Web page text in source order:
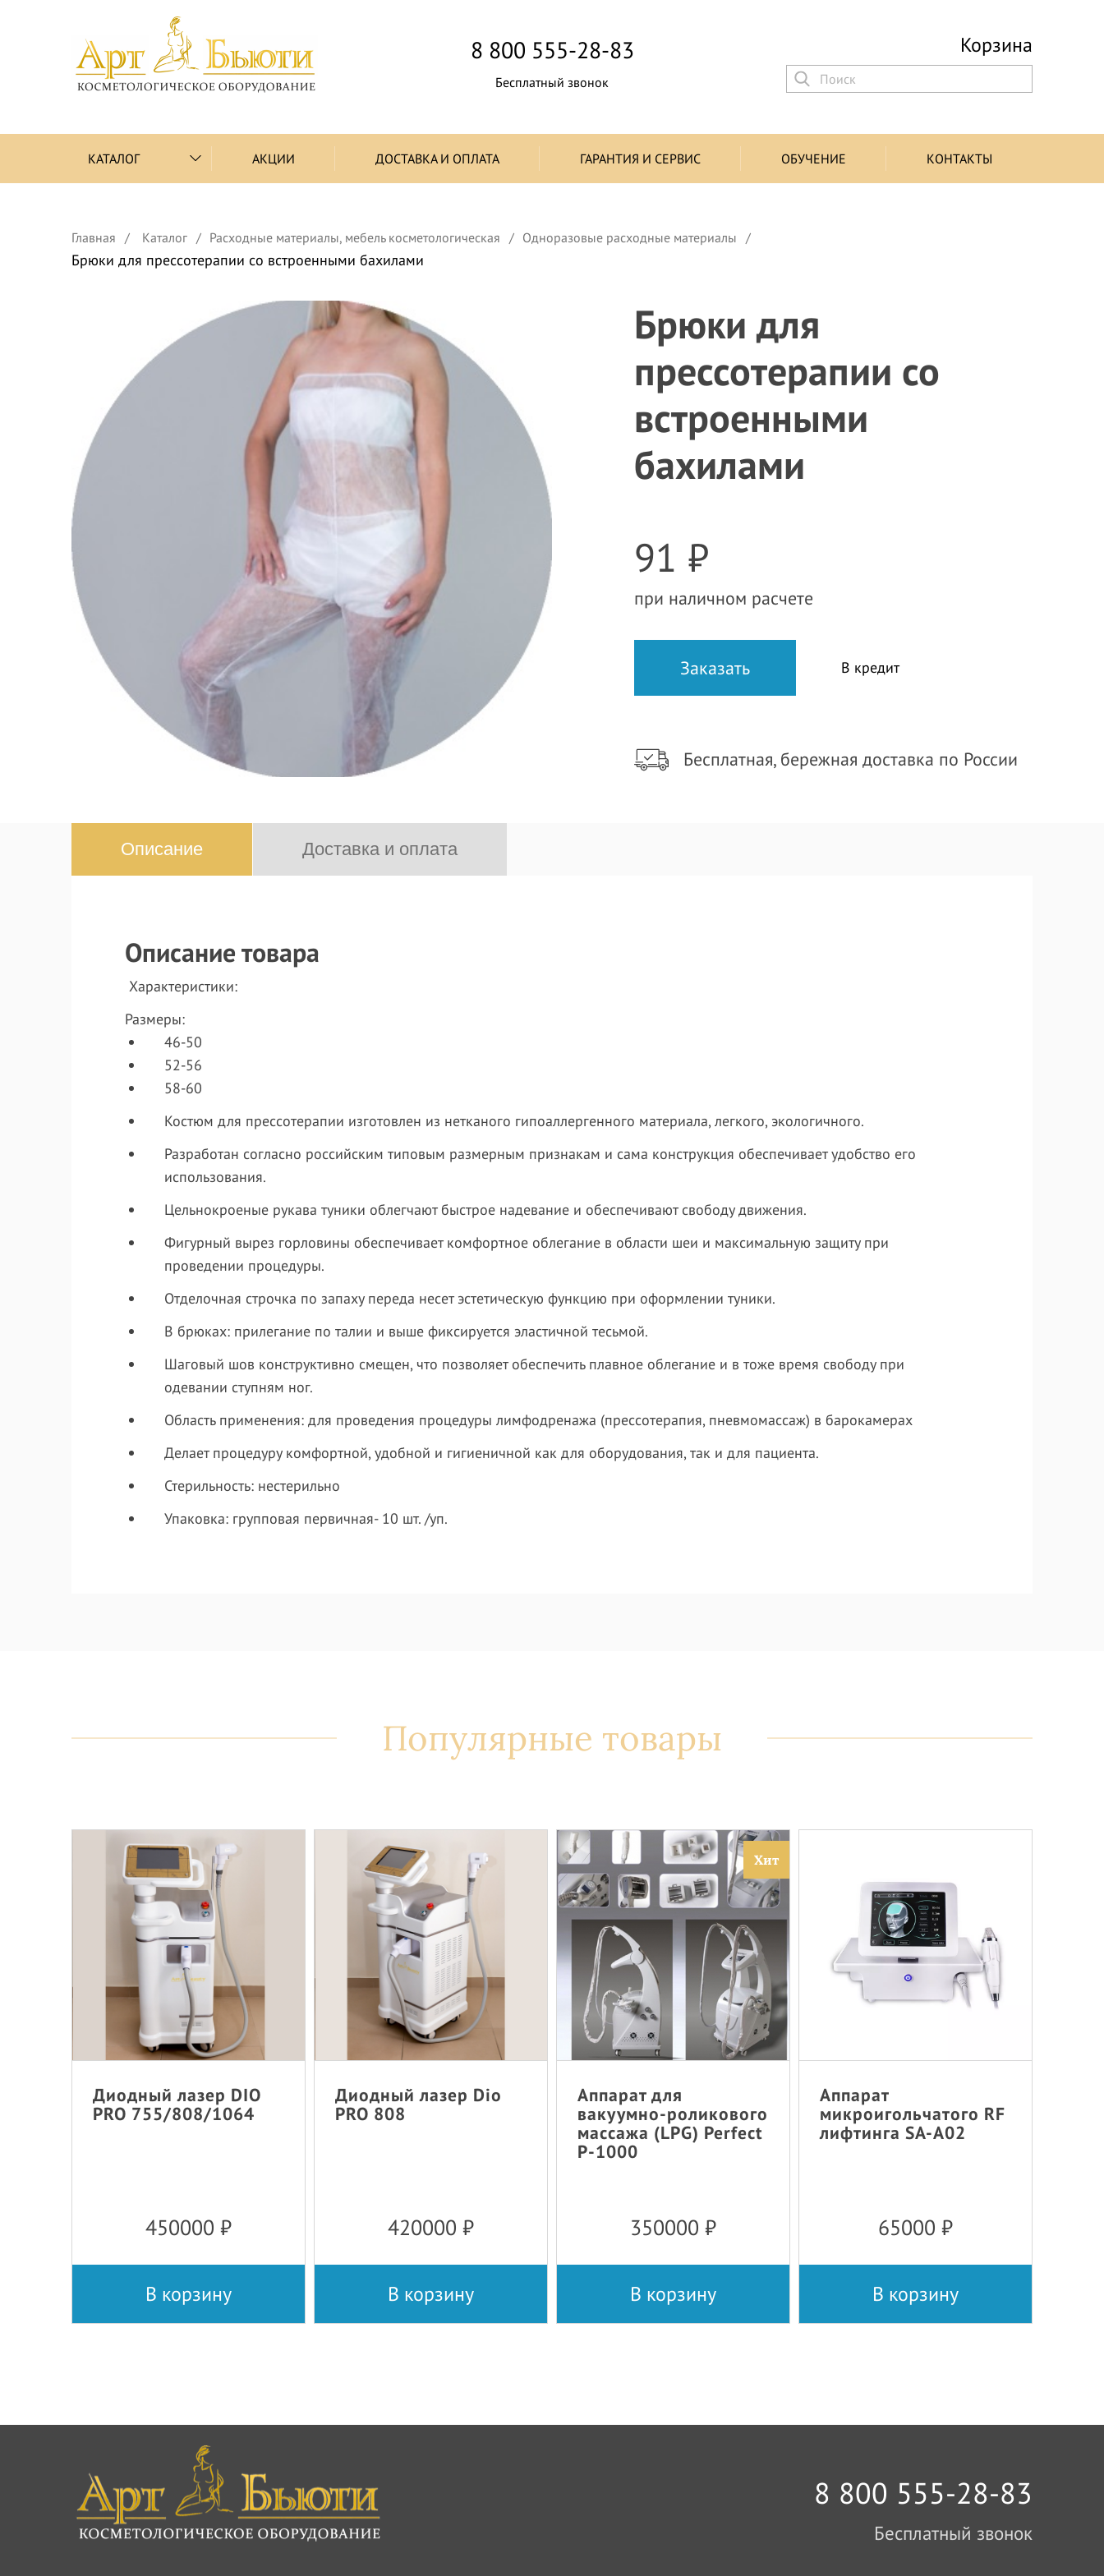
8 800 555-28-83
Бесплатный звонок
Корзина
КАТАЛОГ АКЦИИ ДОСТАВКА И ОПЛАТА ГАРАНТИЯ И СЕРВИС ОБУЧЕНИЕ КОНТАКТЫ
Главная Каталог Расходные материалы, мебель косметологическая Одноразовые расходные материалы
Брюки для прессотерапии со встроенными бахилами
Брюки для
прессотерапии со
встроенными
бахилами
91 ₽
при наличном расчете
В кредит
Бесплатная, бережная доставка по России
Описание Доставка и оплата
Описание товара
Характеристики:
Размеры:
46-50
52-56
58-60
Костюм для прессотерапии изготовлен из нетканого гипоаллергенного материала, легкого, экологичного.
Разработан согласно российским типовым размерным признакам и сама конструкция обеспечивает удобство его
использования.
Цельнокроеные рукава туники облегчают быстрое надевание и обеспечивают свободу движения.
Фигурный вырез горловины обеспечивает комфортное облегание в области шеи и максимальную защиту при
проведении процедуры.
Отделочная строчка по запаху переда несет эстетическую функцию при оформлении туники.
В брюках: прилегание по талии и выше фиксируется эластичной тесьмой.
Шаговый шов конструктивно смещен, что позволяет обеспечить плавное облегание и в тоже время свободу при
одевании ступням ног.
Область применения: для проведения процедуры лимфодренажа (прессотерапия, пневмомассаж) в барокамерах
Делает процедуру комфортной, удобной и гигиеничной как для оборудования, так и для пациента.
Стерильность: нестерильно
Упаковка: групповая первичная- 10 шт. /уп.
Популярные товары
Диодный лазер DIO
PRO 755/808/1064
450000 ₽
В корзину
Диодный лазер Dio
PRO 808
420000 ₽
В корзину
Хит
Аппарат для
вакуумно-роликового
массажа (LPG) Perfect
P-1000
350000 ₽
В корзину
Аппарат
микроигольчатого RF
лифтинга SA-A02
65000 ₽
В корзину
8 800 555-28-83
Бесплатный звонок